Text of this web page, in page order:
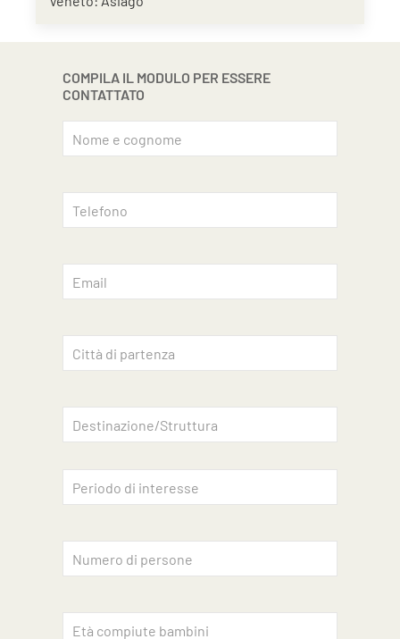
COMPILA IL MODULO PER ESSERE
CONTATTATO